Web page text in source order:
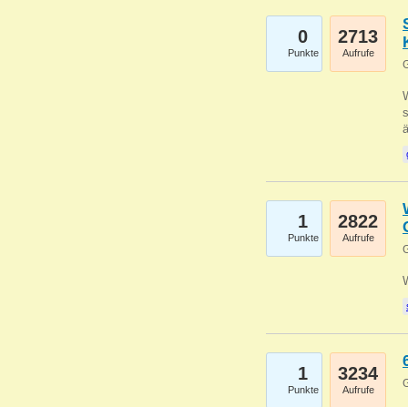
0
Punkte
2713
Aufrufe
1
Punkte
2822
Aufrufe
1
Punkte
3234
Aufrufe